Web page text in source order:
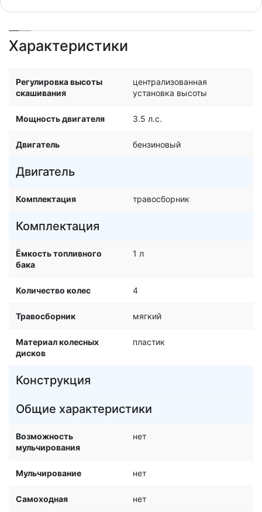
Характеристики
Регулировка высоты
скашивания
централизованная
установка выcоты
Мощность двигателя 3.5 л.с.
Двигатель бензиновый
Двигатель
Комплектация травосборник
Комплектация
Ёмкость топливного
бака
1 л
Количество колес 4
Травосборник мягкий
Материал колесных
дисков
пластик
Конструкция
Общие характеристики
Возможность
мульчирования
нет
Мульчирование нет
Самоходная нет